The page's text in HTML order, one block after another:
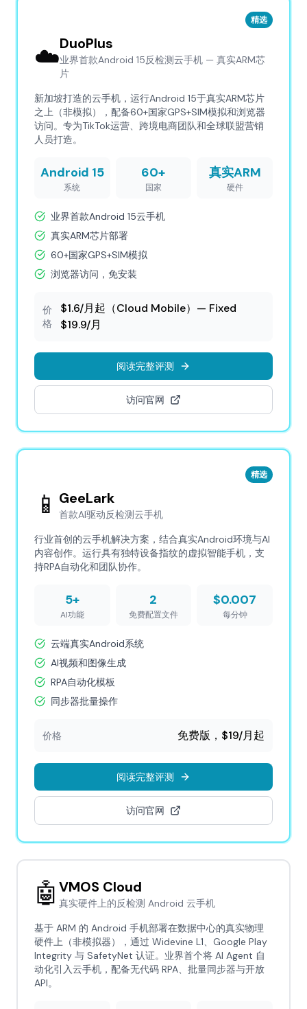
精选
☁️DuoPlus
业界首款Android 15反检测云手机 — 真实ARM芯
片
新加坡打造的云手机，运行Android 15于真实ARM芯片
之上（非模拟），配备60+国家GPS+SIM模拟和浏览器
访问。专为TikTok运营、跨境电商团队和全球联盟营销
人员打造。
Android 15
系统
60+
国家
真实ARM
硬件
业界首款Android 15云手机
真实ARM芯片部署
60+国家GPS+SIM模拟
浏览器访问，免安装
价
格
$1.6/月起（Cloud Mobile）— Fixed
$19.9/月
阅读完整评测
访问官网
精选
📱 GeeLark
首款AI驱动反检测云手机
行业首创的云手机解决方案，结合真实Android环境与AI
内容创作。运行具有独特设备指纹的虚拟智能手机，支
持RPA自动化和团队协作。
5+
AI功能
2
免费配置文件
$0.007
每分钟
云端真实Android系统
AI视频和图像生成
RPA自动化模板
同步器批量操作
价格 免费版，$19/月起
阅读完整评测
访问官网
🤖 VMOS Cloud
真实硬件上的反检测 Android 云手机
基于 ARM 的 Android 手机部署在数据中心的真实物理
硬件上（非模拟器），通过 Widevine L1、Google Play
Integrity 与 SafetyNet 认证。业界首个将 AI Agent 自
动化引入云手机，配备无代码 RPA、批量同步器与开放
API。